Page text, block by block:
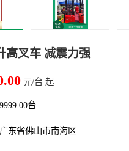
高叉车 减震力强
元/台 起
9999.00台
广东省佛山市南海区